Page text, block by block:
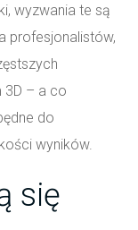
wyzwania te są
profesjonalistów,
3D – a co
do
wyników.
się